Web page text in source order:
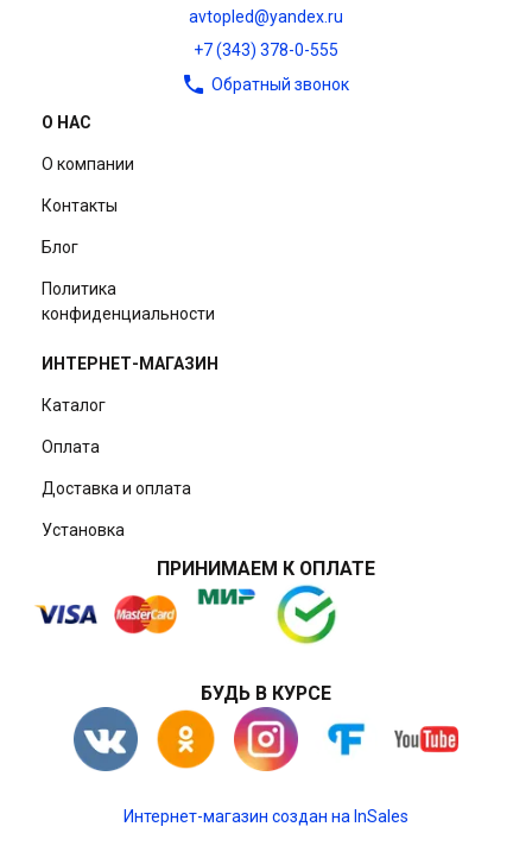
avtopled@yandex.ru
+7 (343) 378-0-555
Обратный звонок
О НАС
О компании
Контакты
Блог
Политика
конфиденциальности
ИНТЕРНЕТ-МАГАЗИН
Каталог
Оплата
Доставка и оплата
Установка
ПРИНИМАЕМ К ОПЛАТЕ
БУДЬ В КУРСЕ
Интернет-магазин создан на InSales